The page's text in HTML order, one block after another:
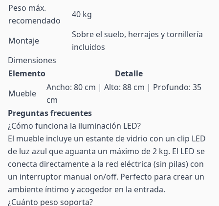
Peso máx.
recomendado
40 kg
Montaje
Sobre el suelo, herrajes y tornillería
incluidos
Dimensiones
Elemento
Detalle
Mueble
Ancho: 80 cm | Alto: 88 cm | Profundo: 35
cm
Preguntas frecuentes
¿Cómo funciona la iluminación LED?
El mueble incluye un estante de vidrio con un clip LED
de luz azul que aguanta un máximo de 2 kg. El LED se
conecta directamente a la red eléctrica (sin pilas) con
un interruptor manual on/off. Perfecto para crear un
ambiente íntimo y acogedor en la entrada.
¿Cuánto peso soporta?